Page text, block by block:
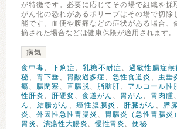
が特徴です。必要に応じてその場で組織を採
がん化の恐れがあるポリープはその場で切除
能です。血便や腹痛などの症状がある場合、
摘された場合などは健康保険が適用されます。
病気
食中毒、 下痢症、乳糖不耐症、過敏性腸症候
秘、 胃下垂、 胃酸過多症、 急性食道炎 、 虫垂
瘍、 腸閉塞、 直腸脱、 脂肪肝、 アルコール性
性肝炎 、 肝硬変、 食道がん 、 胃がん 、 胃肉腫、
ん 、 結腸がん 、癌性腹膜炎 、 肝臓がん 、 膵
炎 、 外因性急性胃腸炎 、 胃腸炎（急性胃腸炎）
胃炎、 潰瘍性大腸炎、慢性胃炎、便秘